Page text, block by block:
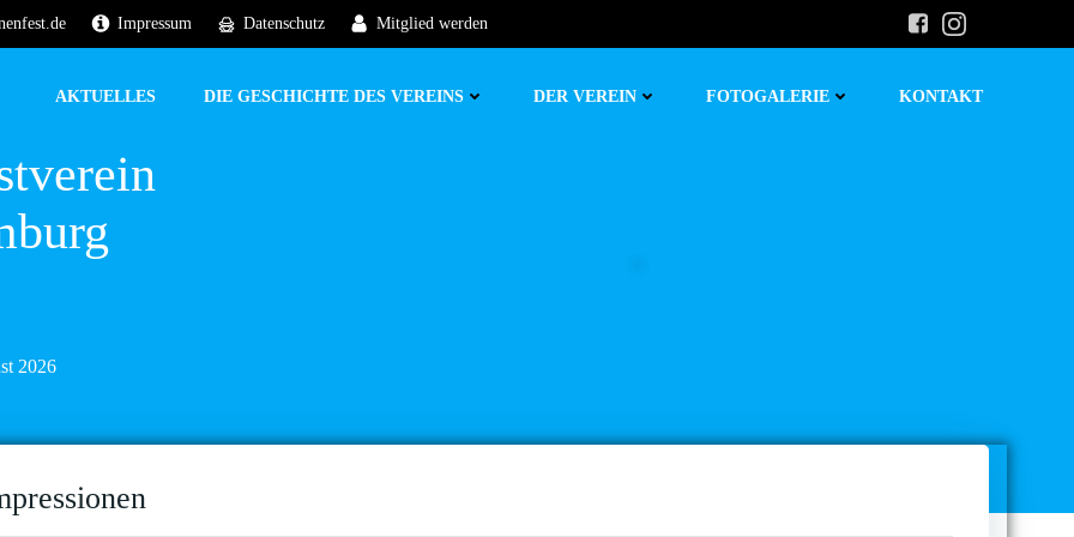
Impressum Datenschutz Mitglied werden
AKTUELLES DIE GESCHICHTE DES VEREINS DER VEREIN FOTOGALERIE KONTAKT
2026